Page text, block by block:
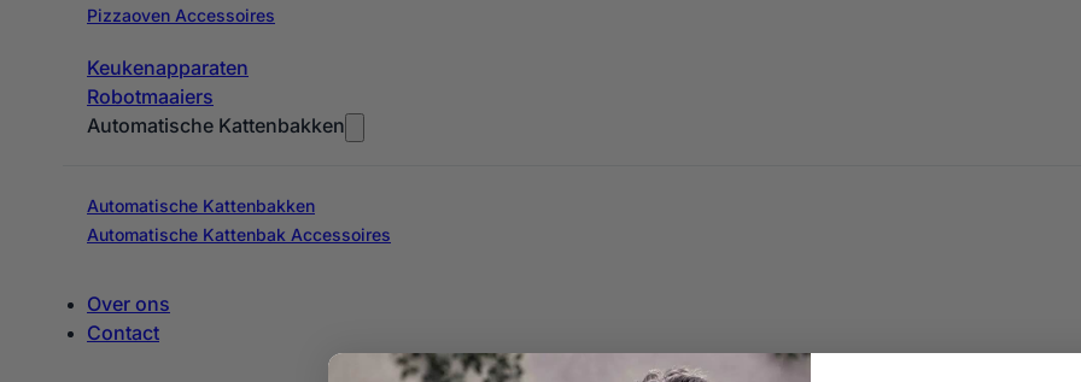
Pizzaoven Accessoires
Keukenapparaten
Robotmaaiers
Automatische Kattenbakken
Automatische Kattenbakken
Automatische Kattenbak Accessoires
Over ons
Contact